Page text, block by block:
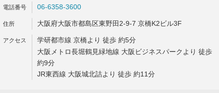
06-6358-3600
大阪府大阪市都島区東野田2-9-7 京橋K2ビル3F
学研都市線 京橋より 徒歩 約5分
大阪メトロ長堀鶴見緑地線 大阪ビジネスパークより 徒歩
約9分
JR東西線 大阪城北詰より 徒歩 約11分